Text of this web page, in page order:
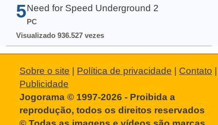
5 Need for Speed Underground 2
PC
Visualizado 936.527 vezes
Sobre o site | Política de privacidade | Contato |
Publicidade
Jogorama © 1997-2026 - Proibida a
reprodução, todos os direitos reservados